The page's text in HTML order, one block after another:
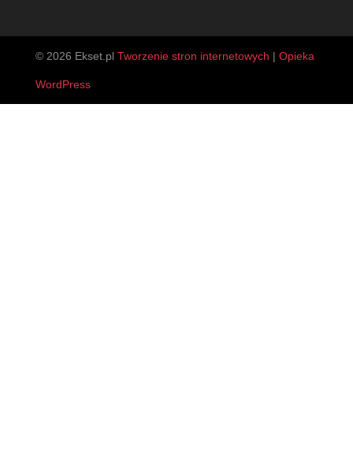
© 2026 Ekset.pl Tworzenie stron internetowych | Opieka
WordPress